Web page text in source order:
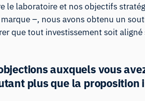
le laboratoire et nos objectifs
–, nous avons obtenu un
que tout investissement soit
auxquels vous
plus que la proposition